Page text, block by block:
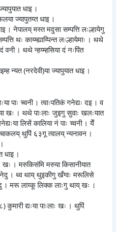
धाइ ।
ज्यापुतय्त धाइ ।
। नेपालय् मस्त मदुसा सम्पत्ति लःल्हायेगु
थः काय्म्ह्याय्पिन्त लःल्हायेमाः । थथे
वनी । थथे न्हय्म्हसिया दं नःपिंत
न्यत (नरदेवी)या ज्यापुयात धाइ ।
पाः च्वनी । त्वाःपतिकं गनेद्यः दइ । व
खः । थथे पाःलाः जुइगु सुवाः खलःयात
लिसें कालिया नं पाः च्वनी । येँ
थुपिं ६३गू त्वालय् न्यनावन ।
धाइ ।
खः । मरुकिसंमि मरुया किसानीयात
। थ्व थाय् थुइकीगु खँग्वः मरूलिसे
। मरू लाय्कू लिक्क लाःगु थाय् खः ।
कुमारी द्यःया पाःलाः खः । थुपिं